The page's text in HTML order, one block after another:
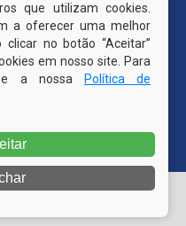
de Itapissuma | Todos
que utilizam cookies.
a oferecer uma melhor
no botão “Aceitar”
em nosso site. Para
a nossa
Política de